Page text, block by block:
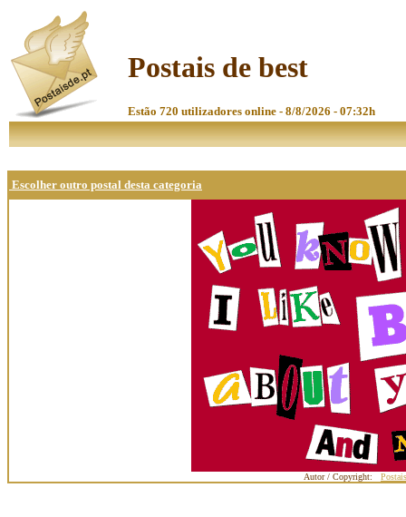
Postais de best
Estão 720 utilizadores online - 8/8/2026 - 07:32h
Escolher outro postal desta categoria
Autor / Copyright: